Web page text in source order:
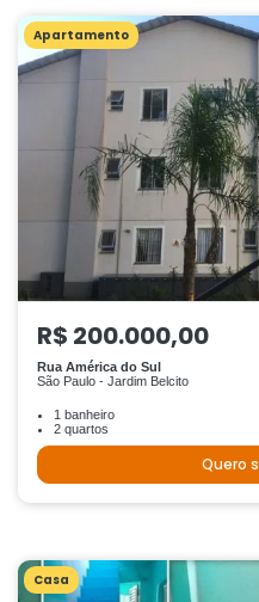
Apartamento
R$ 200.000,00
Rua América do Sul
São Paulo - Jardim Belcito
1 banheiro
2 quartos
Quero
Casa